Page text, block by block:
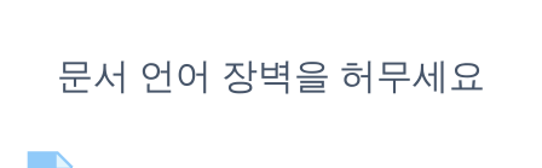
문서 언어 장벽을 허무세요